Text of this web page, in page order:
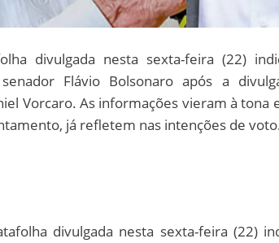
divulgada nesta sexta-feira (22)
Flávio Bolsonaro após a
Vorcaro. As informações vieram à
já refletem nas intenções de
divulgada nesta sexta-feira (22)